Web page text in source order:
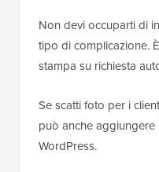
Non devi occuparti di
tipo di complicazione.
stampa su richiesta
Se scatti foto per i
può anche
WordPress.